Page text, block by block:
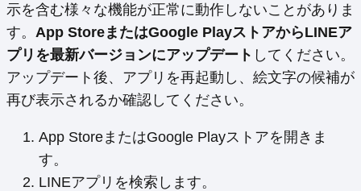
示を含む様々な機能が正常に動作しないことがありま
す。 App StoreまたはGoogle PlayストアからLINEア
プリを最新バージョンにアップデート してください。
アップデート後、アプリを再起動し、絵文字の候補が
再び表示されるか確認してください。
App StoreまたはGoogle Playストアを開きま
す。
LINEアプリを検索します。